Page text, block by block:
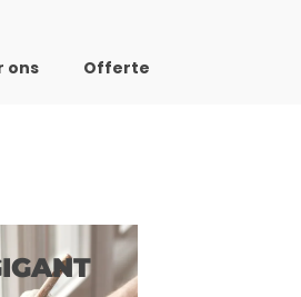
ons Offerte